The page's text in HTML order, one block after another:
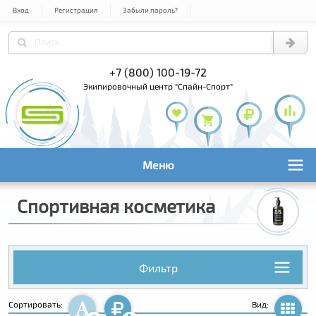
Вход Регистрация Забыли пароль?
+7 (800) 100-19-72
экипировочный центр "Спайн-Спорт"
Меню
Спортивная косметика
Фильтр
Сортировать: Вид: